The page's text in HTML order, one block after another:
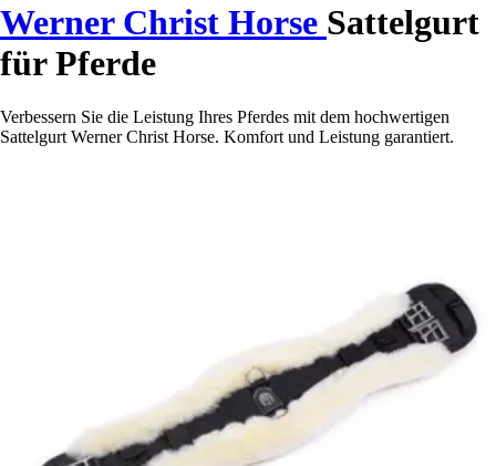
Werner Christ Horse Sattelgurt
für Pferde
Verbessern Sie die Leistung Ihres Pferdes mit dem hochwertigen
Sattelgurt Werner Christ Horse. Komfort und Leistung garantiert.